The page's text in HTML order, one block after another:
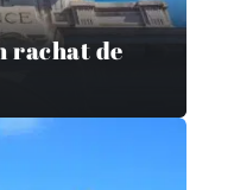
rachat de